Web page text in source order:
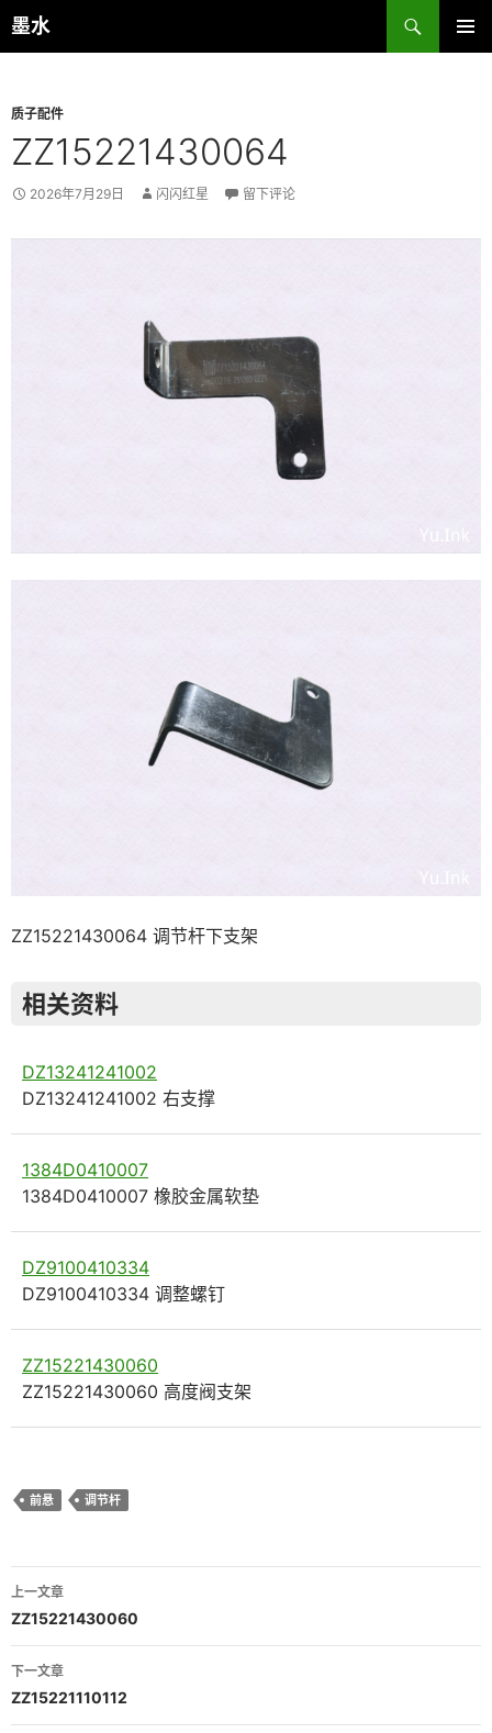
跳
至
墨水
搜
索
质子配件
ZZ15221430064
2026年7月29日 闪闪红星 留下评论
ZZ15221430064 调节杆下支架
相关资料
DZ13241241002
DZ13241241002 右支撑
1384D0410007
1384D0410007 橡胶金属软垫
DZ9100410334
DZ9100410334 调整螺钉
ZZ15221430060
ZZ15221430060 高度阀支架
前悬 调节杆
文
章
导
航
上一文章
ZZ15221430060
下一文章
ZZ15221110112